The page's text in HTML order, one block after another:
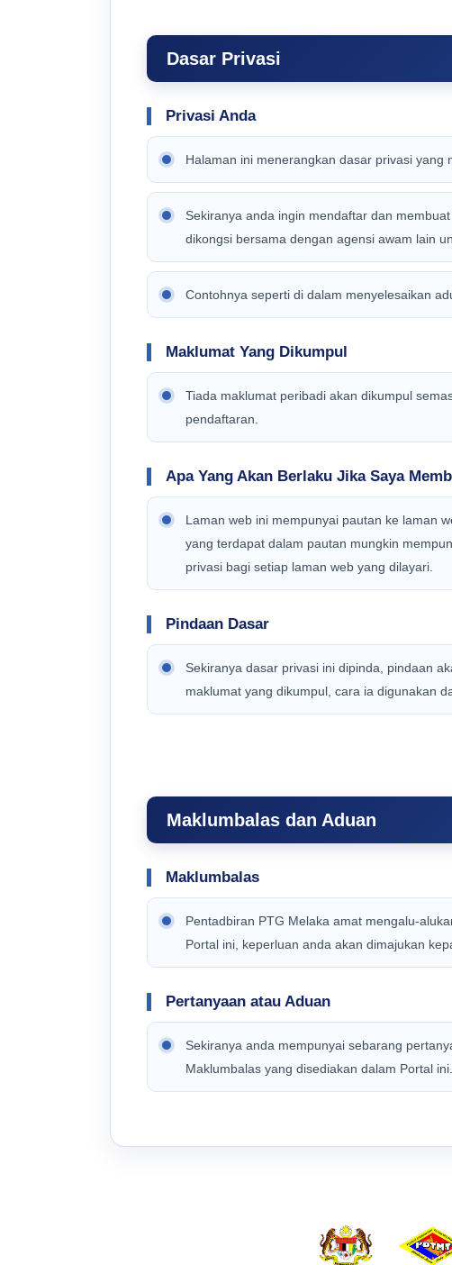
Dasar Privasi
Privasi Anda
Halaman ini menerangkan dasar privasi yang
Sekiranya anda ingin mendaftar dan
dikongsi bersama dengan agensi awam lain
Contohnya seperti di dalam menyelesaikan
Maklumat Yang Dikumpul
Tiada maklumat peribadi akan dikumpul
pendaftaran.
Apa Yang Akan Berlaku Jika Saya
Laman web ini mempunyai pautan ke laman
yang terdapat dalam pautan mungkin
privasi bagi setiap laman web yang dilayari.
Pindaan Dasar
Sekiranya dasar privasi ini dipinda, pindaan
maklumat yang dikumpul, cara ia digunakan
Maklumbalas dan Aduan
Maklumbalas
Pentadbiran PTG Melaka amat mengalu-
Portal ini, keperluan anda akan dimajukan
Pertanyaan atau Aduan
Sekiranya anda mempunyai sebarang
Maklumbalas yang disediakan dalam Portal ini.